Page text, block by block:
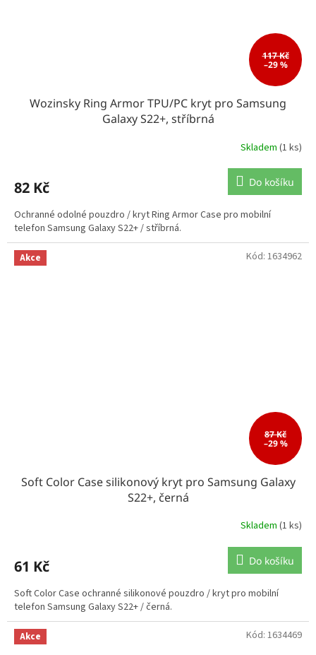
117 Kč
–29 %
Wozinsky Ring Armor TPU/PC kryt pro Samsung
Galaxy S22+, stříbrná
Skladem (1 ks)
82 Kč Do košíku
Ochranné odolné pouzdro / kryt Ring Armor Case pro mobilní
telefon Samsung Galaxy S22+ / stříbrná.
Akce
87 Kč
–29 %
Soft Color Case silikonový kryt pro Samsung Galaxy
S22+, černá
Skladem (1 ks)
61 Kč Do košíku
Soft Color Case ochranné silikonové pouzdro / kryt pro mobilní
telefon Samsung Galaxy S22+ / černá.
Kód: 1634962
Akce Kód: 1634469